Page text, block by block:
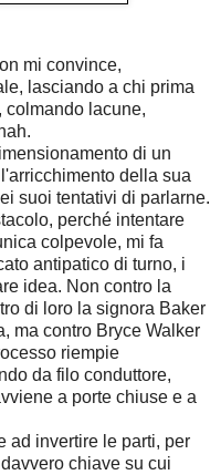
mi convince,
lasciando a chi prima
colmando lacune,
di un
della sua
suoi tentativi di parlarne.
perché intentare
colpevole, mi fa
antipatico di turno, i
idea. Non contro la
di loro la signora Baker
ma contro Bryce Walker
riempie
da filo conduttore,
a porte chiuse e a
ad invertire le parti, per
chiave su cui